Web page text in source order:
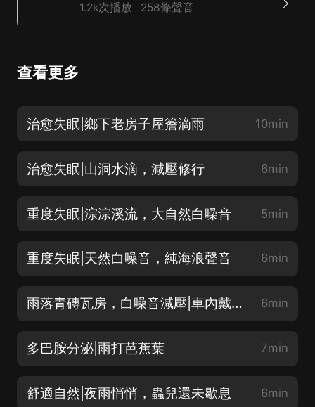
1.2k次播放 258條聲音
查看更多
治愈失眠|鄉下老房子屋簷滴雨 10min
治愈失眠|山洞水滴，減壓修行 6min
重度失眠|淙淙溪流，大自然白噪音 5min
重度失眠|天然白噪音，純海浪聲音 6min
雨落青磚瓦房，白噪音減壓|車內戴耳機效果超讚 6min
多巴胺分泌|雨打芭蕉葉 7min
舒適自然|夜雨悄悄，蟲兒還未歇息 6min